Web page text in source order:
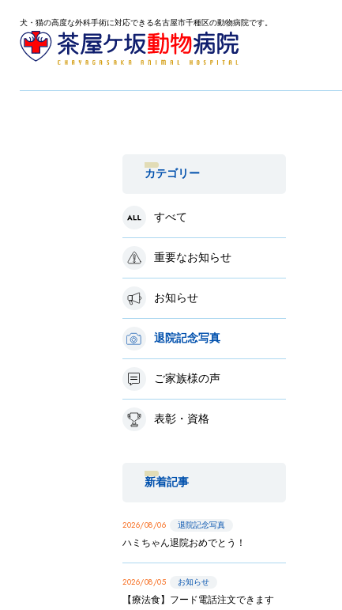
犬・猫の高度な外科手術に対応できる名古屋市千種区の動物病院です。
カテゴリー
すべて
重要なお知らせ
お知らせ
退院記念写真
ご家族様の声
表彰・資格
新着記事
2026/08/06 退院記念写真
ハミちゃん退院おめでとう！
2026/08/05 お知らせ
【療法食】フード電話注文できます